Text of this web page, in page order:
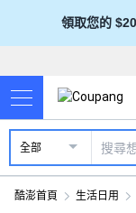
領取您的
全部
酷澎首頁 生活日用